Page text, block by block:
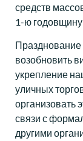
средств
1-ю
Празднование
возобновить
укрепление
уличных
организовать
связи с
другими